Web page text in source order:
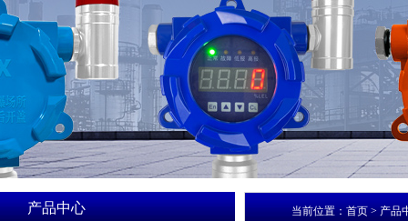
产品中心 当前位置：首页>产品